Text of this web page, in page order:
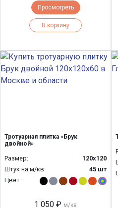
Просмотреть
В корзину
Тротуарная плитка «Брук
двойной»
Размер:
120x120
Штук на м/кв:
45 шт
Цвет:
1 050 ₽ м/кв